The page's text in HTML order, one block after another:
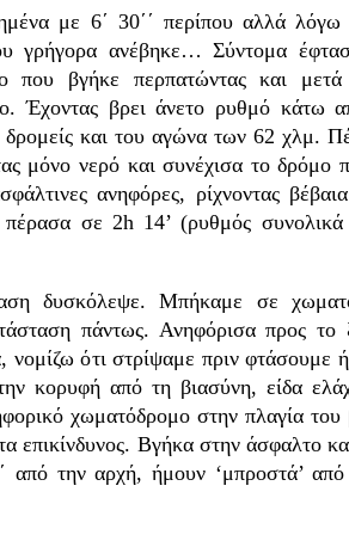
με 6΄ 30΄΄ περίπου αλλά λόγω
γρήγορα ανέβηκε… Σύντομα
που βγήκε περπατώντας και μετά
Έχοντας βρει άνετο ρυθμό κάτω
και του αγώνα των 62 χλμ.
μόνο νερό και συνέχισα το δρόμο
ανηφόρες, ρίχνοντας
πέρασα σε 2h 14’ (ρυθμός
Μπήκαμε σε
πάντως. Ανηφόρισα προς το
νομίζω ότι στρίψαμε πριν φτάσουμε
κορυφή από τη βιασύνη, είδα
χωματόδρομο στην πλαγία
επικίνδυνος. Βγήκα στην άσφαλτο
από την αρχή, ήμουν ‘μπροστά’ από